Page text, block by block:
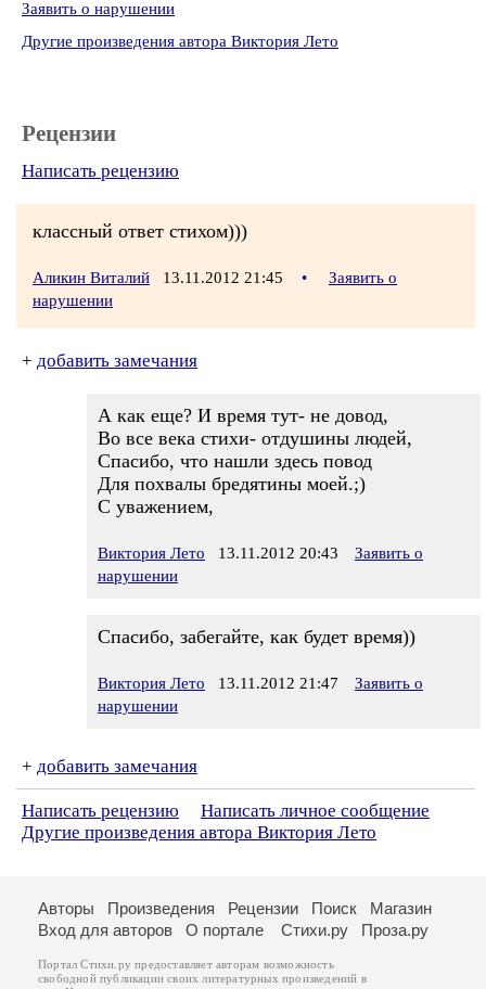
Заявить о нарушении
Другие произведения автора Виктория Лето
Рецензии
Написать рецензию
классный ответ стихом)))
Аликин Виталий 13.11.2012 21:45 •
Заявить о
нарушении
+ добавить замечания
А как еще? И время тут- не довод,
Во все века стихи- отдушины людей,
Спасибо, что нашли здесь повод
Для похвалы бредятины моей.;)
С уважением,
Виктория Лето 13.11.2012 20:43
Заявить о
нарушении
Спасибо, забегайте, как будет время))
Виктория Лето 13.11.2012 21:47
Заявить о
нарушении
+ добавить замечания
Написать рецензию
Написать личное сообщение
Другие произведения автора Виктория Лето
Авторы Произведения Рецензии Поиск
Магазин
Вход для авторов
О портале Стихи.ру Проза.ру
Портал Стихи.ру предоставляет авторам возможность
свободной публикации своих литературных произведений в